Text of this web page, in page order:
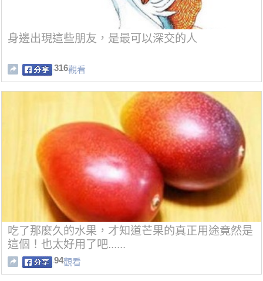
身邊出現這些朋友，是最可以深交的人
316觀看
吃了那麼久的水果，才知道芒果的真正用途竟然是
這個！也太好用了吧......
94觀看